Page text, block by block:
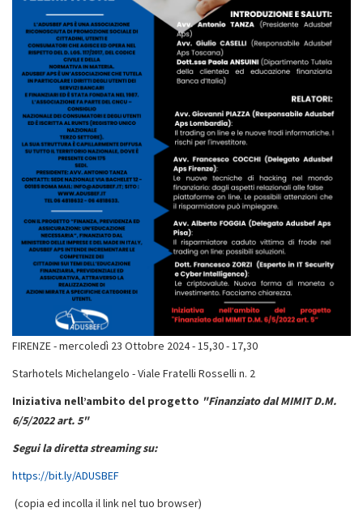
FIRENZE - mercoledì 23 Ottobre 2024 - 15,30 - 17,30
Starhotels Michelangelo - Viale Fratelli Rosselli n. 2
Iniziativa nell’ambito del progetto "Finanziato dal MIMIT D.M.
6/5/2022 art. 5"
Segui la diretta streaming su:
https://bit.ly/ADUSBEF
(copia ed incolla il link nel tuo browser)